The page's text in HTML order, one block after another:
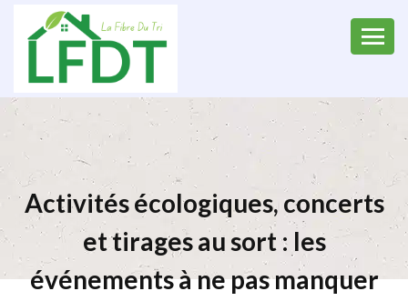
Activités écologiques, concerts
et tirages au sort : les
événements à ne pas manquer